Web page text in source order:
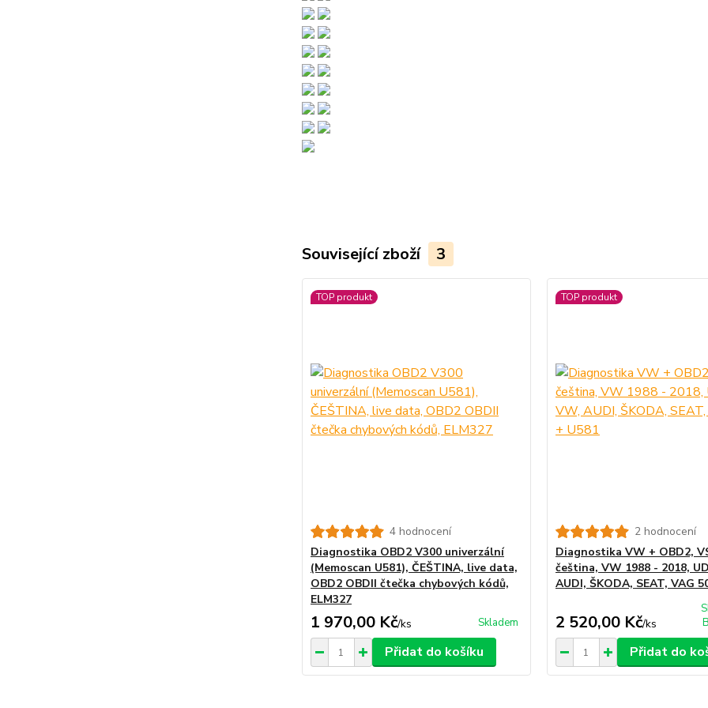
Související zboží 3
TOP produkt
4 hodnocení
Diagnostika OBD2 V300 univerzální
(Memoscan U581), ČEŠTINA, live data,
OBD2 OBDII čtečka chybových kódů,
ELM327
1 970,00 Kč/ks Skladem
Přidat do košíku
TOP produkt
2 hodnocení
Diagnostika VW + OBD2,
čeština, VW 1988 - 2018,
AUDI, ŠKODA, SEAT, VAG
2 520,00 Kč/ks
Přidat do